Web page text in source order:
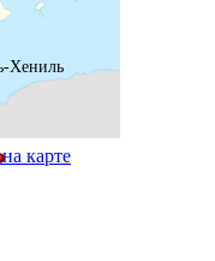
Хениль